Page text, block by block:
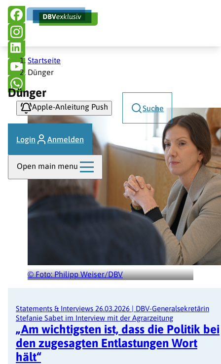
Direkt
zum
Inhalt
Hauptnavigation
Apple-Anleitung Push Suche
Login Anmelden
Open main menu
Pfadnavigation
Startseite
Dünger
Dünger
© Foto: Philipp Weiser/DBV
Statements & Interviews 26.03.2026 | DBV-Generalsekretärin
Stefanie Sabet im Interview mit der Agrarzeitung
„Am wichtigsten ist, dass die Politik bei
den zugesagten Entlastungen Wort
hält“